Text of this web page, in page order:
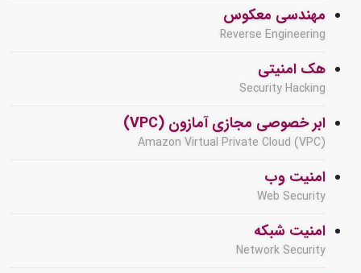
مهندسی معکوس
Reverse Engineering
هک امنیتی
Security Hacking
ابر خصوصی مجازی آمازون (VPC)
Amazon Virtual Private Cloud (VPC)
امنیت وب
Web Security
امنیت شبکه
Network Security